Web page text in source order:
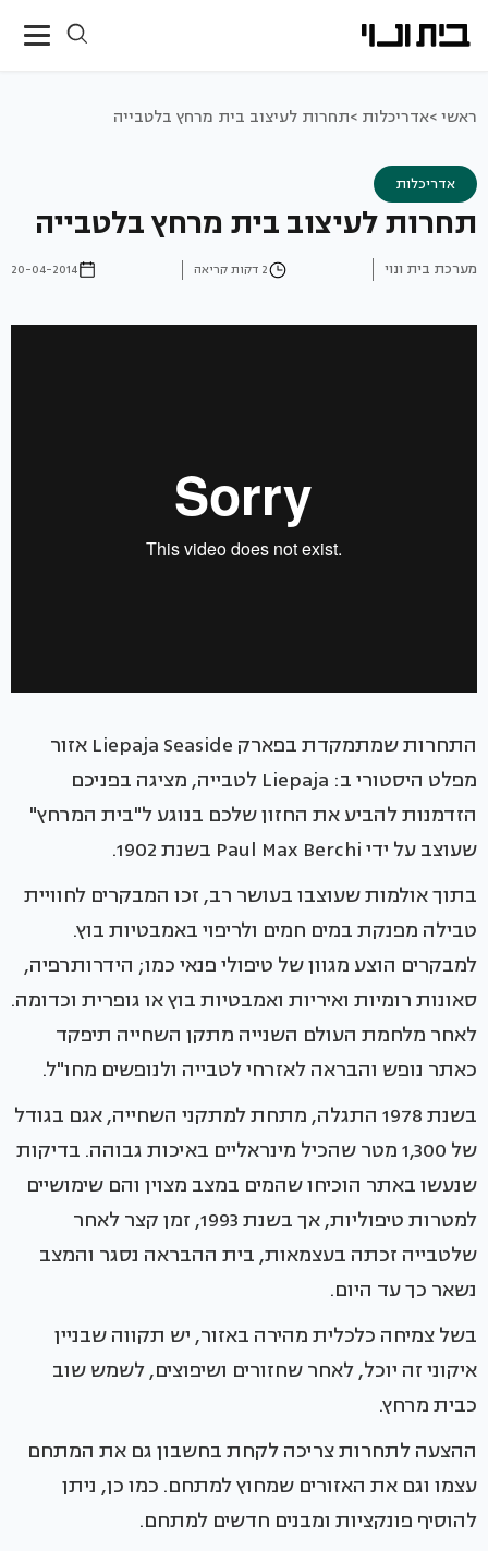
ראשי >אדריכלות >תחרות לעיצוב בית מרחץ בלטבייה
אדריכלות
תחרות לעיצוב בית מרחץ בלטבייה
מערכת בית ונוי 2 דקות קריאה 20-04-2014
התחרות שמתמקדת בפארק Liepaja Seaside אזור
מפלט היסטורי ב: Liepaja לטבייה, מציגה בפניכם
הזדמנות להביע את החזון שלכם בנוגע ל"בית המרחץ"
שעוצב על ידי Paul Max Berchi בשנת 1902.
בתוך אולמות שעוצבו בעושר רב, זכו המבקרים לחוויית
טבילה מפנקת במים חמים ולריפוי באמבטיות בוץ.
למבקרים הוצע מגוון של טיפולי פנאי כמו; הידרותרפיה,
סאונות רומיות ואיריות ואמבטיות בוץ או גופרית וכדומה.
לאחר מלחמת העולם השנייה מתקן השחייה תיפקד
כאתר נופש והבראה לאזרחי לטבייה ולנופשים מחו"ל.
בשנת 1978 התגלה, מתחת למתקני השחייה, אגם בגודל
של 1,300 מטר שהכיל מינראליים באיכות גבוהה. בדיקות
שנעשו באתר הוכיחו שהמים במצב מצוין והם שימושיים
למטרות טיפוליות, אך בשנת 1993, זמן קצר לאחר
שלטבייה זכתה בעצמאות, בית ההבראה נסגר והמצב
נשאר כך עד היום.
בשל צמיחה כלכלית מהירה באזור, יש תקווה שבניין
איקוני זה יוכל, לאחר שחזורים ושיפוצים, לשמש שוב
כבית מרחץ.
ההצעה לתחרות צריכה לקחת בחשבון גם את המתחם
עצמו וגם את האזורים שמחוץ למתחם. כמו כן, ניתן
להוסיף פונקציות ומבנים חדשים למתחם.